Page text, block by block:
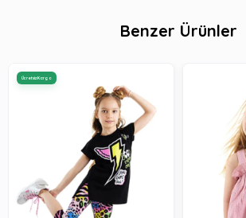
Benzer Ürünler
Ücretsiz Kargo